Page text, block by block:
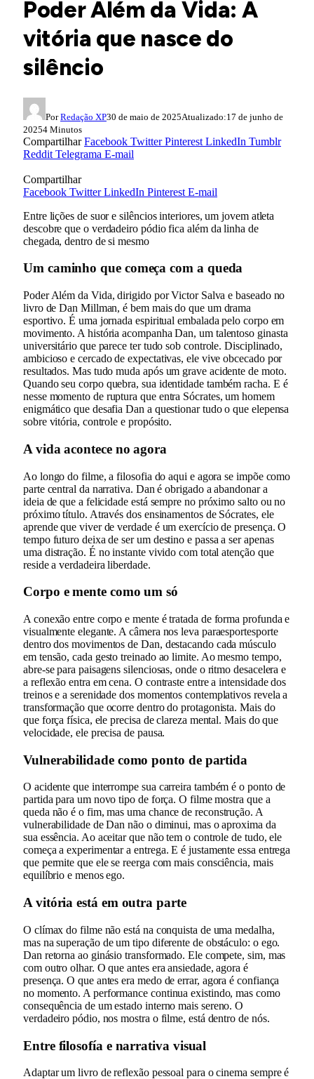
Poder Além da Vida: A
vitória que nasce do
silêncio
Por Redação XP30 de maio de 2025Atualizado:17 de junho de
20254 Minutos
CompartilharFacebook Twitter Pinterest LinkedIn Tumblr
Reddit Telegrama E-mail
Compartilhar
Facebook Twitter LinkedIn Pinterest E-mail
Entre lições de suor e silêncios interiores, um jovem atleta
descobre que o verdadeiro pódio fica além da linha de
chegada, dentro de si mesmo
Um caminho que começa com a queda
Poder Além da Vida, dirigido por Victor Salva e baseado no
livro de Dan Millman, é bem mais do que um drama
esportivo. É uma jornada espiritual embalada pelo corpo em
movimento. A história acompanha Dan, um talentoso ginasta
universitário que parece ter tudo sob controle. Disciplinado,
ambicioso e cercado de expectativas, ele vive obcecado por
resultados. Mas tudo muda após um grave acidente de moto.
Quando seu corpo quebra, sua identidade também racha. E é
nesse momento de ruptura que entra Sócrates, um homem
enigmático que desafia Dan a questionar tudo o que elepensa
sobre vitória, controle e propósito.
A vida acontece no agora
Ao longo do filme, a filosofia do aqui e agora se impõe como
parte central da narrativa. Dan é obrigado a abandonar a
ideia de que a felicidade está sempre no próximo salto ou no
próximo título. Através dos ensinamentos de Sócrates, ele
aprende que viver de verdade é um exercício de presença. O
tempo futuro deixa de ser um destino e passa a ser apenas
uma distração. É no instante vivido com total atenção que
reside a verdadeira liberdade.
Corpo e mente como um só
A conexão entre corpo e mente é tratada de forma profunda e
visualmente elegante. A câmera nos leva paraesportesporte
dentro dos movimentos de Dan, destacando cada músculo
em tensão, cada gesto treinado ao limite. Ao mesmo tempo,
abre-se para paisagens silenciosas, onde o ritmo desacelera e
a reflexão entra em cena. O contraste entre a intensidade dos
treinos e a serenidade dos momentos contemplativos revela a
transformação que ocorre dentro do protagonista. Mais do
que força física, ele precisa de clareza mental. Mais do que
velocidade, ele precisa de pausa.
Vulnerabilidade como ponto de partida
O acidente que interrompe sua carreira também é o ponto de
partida para um novo tipo de força. O filme mostra que a
queda não é o fim, mas uma chance de reconstrução. A
vulnerabilidade de Dan não o diminui, mas o aproxima da
sua essência. Ao aceitar que não tem o controle de tudo, ele
começa a experimentar a entrega. E é justamente essa entrega
que permite que ele se reerga com mais consciência, mais
equilíbrio e menos ego.
A vitória está em outra parte
O clímax do filme não está na conquista de uma medalha,
mas na superação de um tipo diferente de obstáculo: o ego.
Dan retorna ao ginásio transformado. Ele compete, sim, mas
com outro olhar. O que antes era ansiedade, agora é
presença. O que antes era medo de errar, agora é confiança
no momento. A performance continua existindo, mas como
consequência de um estado interno mais sereno. O
verdadeiro pódio, nos mostra o filme, está dentro de nós.
Entre filosofía e narrativa visual
Adaptar um livro de reflexão pessoal para o cinema sempre é